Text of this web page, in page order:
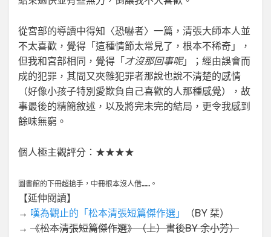
從宮部的導讀中得知〈恐嚇者〉一篇，清張大師本人並
不太喜歡，覺得「這種情節太常見了，根本不稀奇」，
但我和宮部相同，覺得「 才沒那回事呢」；經由誤會而
成的犯罪，其間又夾雜犯罪者那說也說不清楚的感情
（好像小孩子特別愛欺負自己喜歡的人那種感覺），故
事最後的精簡敘述，以及將完未完的結局，更令我感到
餘味無窮。
個人極主觀評分：★★★★
圖書館的下冊超搶手，中冊根本沒人借……。
【延伸閱讀】
→ 嘆為觀止的「松本清張短篇傑作選」
（BY 栞）
→ 《松本清張短篇傑作選》（上）書後BY 余小芳）